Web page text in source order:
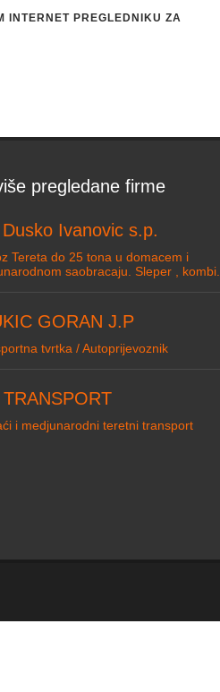
INTERNET PREGLEDNIKU ZA
pregledane firme
Ivanovic s.p.
Tereta do 25 tona u domacem i
saobracaju. Sleper , kombi.
GORAN J.P
tvrtka / Autoprijevoznik
i medjunarodni teretni transport